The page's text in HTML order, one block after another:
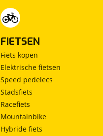
FIETSEN
Fiets kopen
Elektrische fietsen
Speed pedelecs
Stadsfiets
Racefiets
Mountainbike
Hybride fiets